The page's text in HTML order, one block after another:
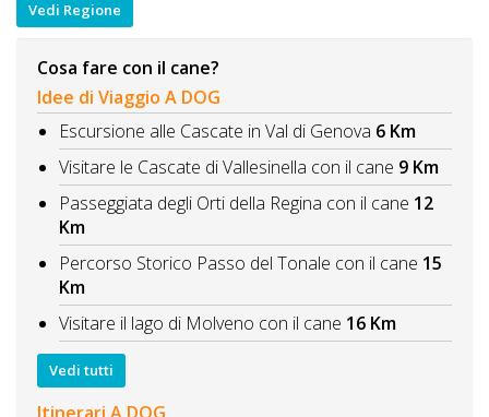
Vedi Regione
Cosa fare con il cane?
Idee di Viaggio A DOG
Escursione alle Cascate in Val di Genova 6 Km
Visitare le Cascate di Vallesinella con il cane 9 Km
Passeggiata degli Orti della Regina con il cane 12
Km
Percorso Storico Passo del Tonale con il cane 15
Km
Visitare il lago di Molveno con il cane 16 Km
Vedi tutti